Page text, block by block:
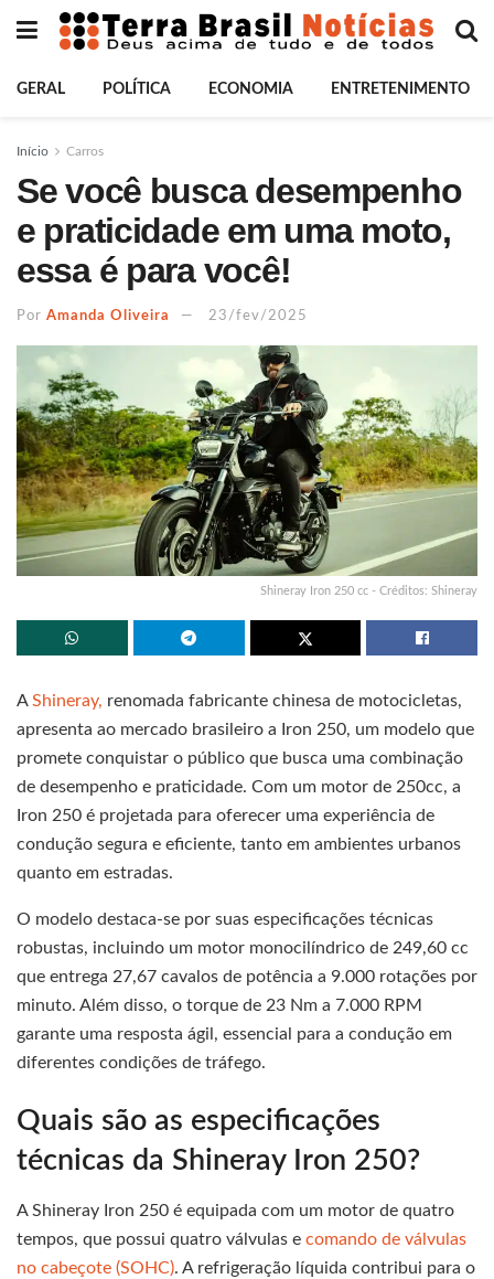
GERAL POLÍTICA ECONOMIA ENTRETENIMENTO
Início Carros
Se você busca desempenho
e praticidade em uma moto,
essa é para você!
Por Amanda Oliveira 23/fev/2025
Shineray Iron 250 cc - Créditos: Shineray
AShineray, renomada fabricante chinesa de motocicletas,
apresenta ao mercado brasileiro a Iron 250, um modelo que
promete conquistar o público que busca uma combinação
de desempenho e praticidade. Com um motor de 250cc, a
Iron 250 é projetada para oferecer uma experiência de
condução segura e eficiente, tanto em ambientes urbanos
quanto em estradas.
O modelo destaca-se por suas especificações técnicas
robustas, incluindo um motor monocilíndrico de 249,60 cc
que entrega 27,67 cavalos de potência a 9.000 rotações por
minuto. Além disso, o torque de 23 Nm a 7.000 RPM
garante uma resposta ágil, essencial para a condução em
diferentes condições de tráfego.
Quais são as especificações
técnicas da Shineray Iron 250?
A Shineray Iron 250 é equipada com um motor de quatro
tempos, que possui quatro válvulas e comando de válvulas
no cabeçote (SOHC). A refrigeração líquida contribui para o